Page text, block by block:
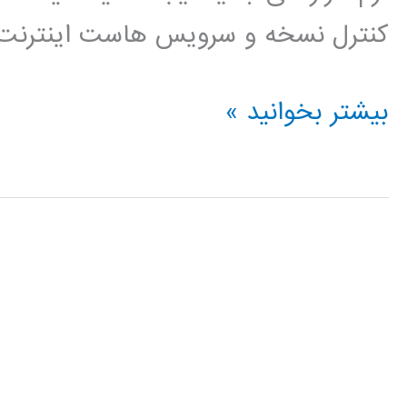
کنترل نسخه و سرویس هاست
فیلم
فارسی
بیشتر بخوانید »